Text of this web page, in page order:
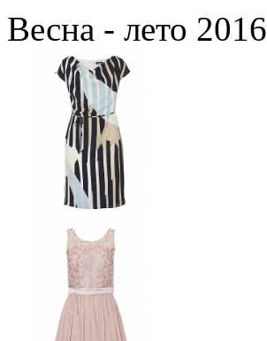
Весна - лето 2016